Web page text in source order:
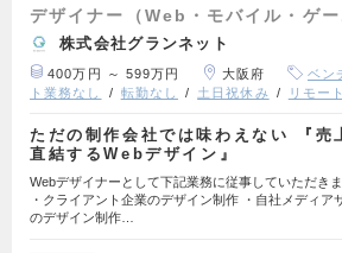
デザイナー（Web・モバイル・ゲー
株式会社グランネット
400万円 ～ 599万円 大阪府 ベン
ト業務なし
転勤なし 土日祝休み リモー
ただの制作会社では味わえない 『売
直結するWebデザイン』
Webデザイナーとして下記業務に従事していただきま
・クライアント企業のデザイン制作 ・自社メディア
のデザイン制作…